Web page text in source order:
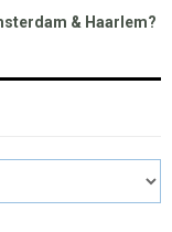
& Haarlem?